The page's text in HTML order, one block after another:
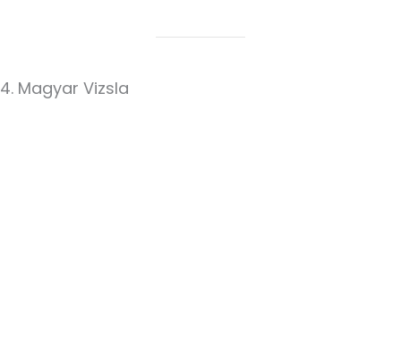
4. Magyar Vizsla